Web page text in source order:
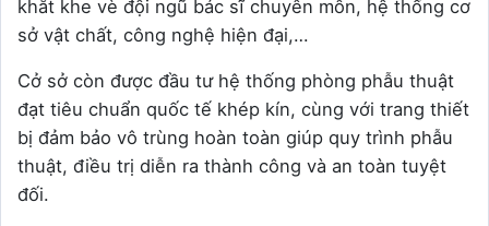
khắt khe vè đội ngũ bác sĩ chuyên môn, hệ thống cơ
sở vật chất, công nghệ hiện đại,…
Cở sở còn được đầu tư hệ thống phòng phẫu thuật
đạt tiêu chuẩn quốc tế khép kín, cùng với trang thiết
bị đảm bảo vô trùng hoàn toàn giúp quy trình phẫu
thuật, điều trị diễn ra thành công và an toàn tuyệt
đối.